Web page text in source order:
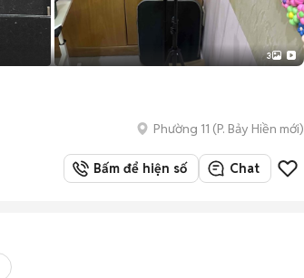
3
Phường 11 (P. Bảy Hiền mới)
Bấm để hiện số Chat